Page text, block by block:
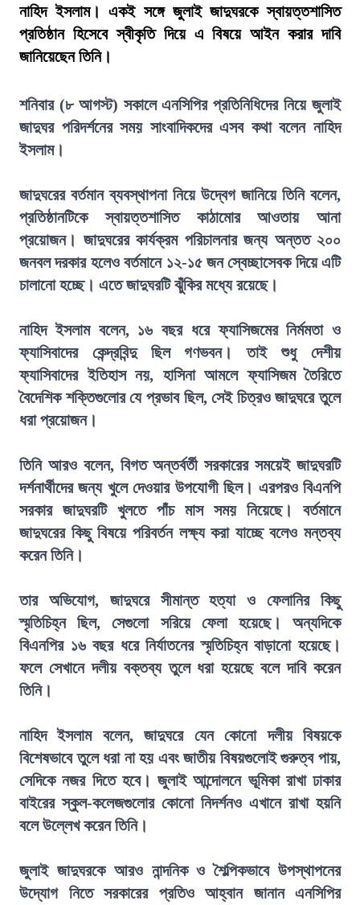
নাহিদ ইসলাম। একই সঙ্গে জুলাই জাদুঘরকে স্বায়ত্তশাসিত
প্রতিষ্ঠান হিসেবে স্বীকৃতি দিয়ে এ বিষয়ে আইন করার দাবি
জানিয়েছেন তিনি।
শনিবার (৮ আগস্ট) সকালে এনসিপির প্রতিনিধিদের নিয়ে জুলাই
জাদুঘর পরিদর্শনের সময় সাংবাদিকদের এসব কথা বলেন নাহিদ
ইসলাম।
জাদুঘরের বর্তমান ব্যবস্থাপনা নিয়ে উদ্বেগ জানিয়ে তিনি বলেন,
প্রতিষ্ঠানটিকে স্বায়ত্তশাসিত কাঠামোর আওতায় আনা
প্রয়োজন। জাদুঘরের কার্যক্রম পরিচালনার জন্য অন্তত ২০০
জনবল দরকার হলেও বর্তমানে ১২-১৫ জন স্বেচ্ছাসেবক দিয়ে এটি
চালানো হচ্ছে। এতে জাদুঘরটি ঝুঁকির মধ্যে রয়েছে।
নাহিদ ইসলাম বলেন, ১৬ বছর ধরে ফ্যাসিজমের নির্মমতা ও
ফ্যাসিবাদের কেন্দ্রবিন্দু ছিল গণভবন। তাই শুধু দেশীয়
ফ্যাসিবাদের ইতিহাস নয়, হাসিনা আমলে ফ্যাসিজম তৈরিতে
বৈদেশিক শক্তিগুলোর যে প্রভাব ছিল, সেই চিত্রও জাদুঘরে তুলে
ধরা প্রয়োজন।
তিনি আরও বলেন, বিগত অন্তর্বর্তী সরকারের সময়েই জাদুঘরটি
দর্শনার্থীদের জন্য খুলে দেওয়ার উপযোগী ছিল। এরপরও বিএনপি
সরকার জাদুঘরটি খুলতে পাঁচ মাস সময় নিয়েছে। বর্তমানে
জাদুঘরের কিছু বিষয়ে পরিবর্তন লক্ষ্য করা যাচ্ছে বলেও মন্তব্য
করেন তিনি।
তার অভিযোগ, জাদুঘরে সীমান্ত হত্যা ও ফেলানির কিছু
স্মৃতিচিহ্ন ছিল, সেগুলো সরিয়ে ফেলা হয়েছে। অন্যদিকে
বিএনপির ১৬ বছর ধরে নির্যাতনের স্মৃতিচিহ্ন বাড়ানো হয়েছে।
ফলে সেখানে দলীয় বক্তব্য তুলে ধরা হয়েছে বলে দাবি করেন
তিনি।
নাহিদ ইসলাম বলেন, জাদুঘরে যেন কোনো দলীয় বিষয়কে
বিশেষভাবে তুলে ধরা না হয় এবং জাতীয় বিষয়গুলোই গুরুত্ব পায়,
সেদিকে নজর দিতে হবে। জুলাই আন্দোলনে ভূমিকা রাখা ঢাকার
বাইরের স্কুল-কলেজগুলোর কোনো নিদর্শনও এখানে রাখা হয়নি
বলে উল্লেখ করেন তিনি।
জুলাই জাদুঘরকে আরও নান্দনিক ও শৈল্পিকভাবে উপস্থাপনের
উদ্যোগ নিতে সরকারের প্রতিও আহ্বান জানান এনসিপির